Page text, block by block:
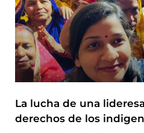
La lucha de una
derechos de los